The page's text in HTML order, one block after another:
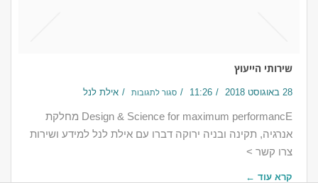
שירותי הייעוץ
28 באוגוסט 2018 11:26 סגור לתגובות אילת לנל
Design & Science for maximum performancE מחלקת
אנרגיה, תקינה ובניה ירוקה דברו עם אילת לנל למידע ושירות
צרו קשר >
קרא עוד ←